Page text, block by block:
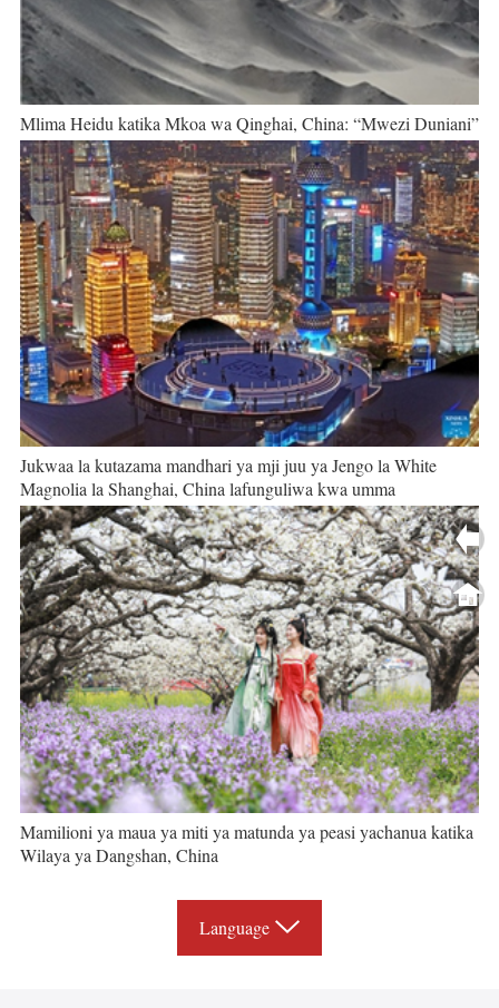
Mlima Heidu katika Mkoa wa Qinghai, China: “Mwezi Duniani”
Jukwaa la kutazama mandhari ya mji juu ya Jengo la White
Magnolia la Shanghai, China lafunguliwa kwa umma
Mamilioni ya maua ya miti ya matunda ya peasi yachanua katika
Wilaya ya Dangshan, China
Language